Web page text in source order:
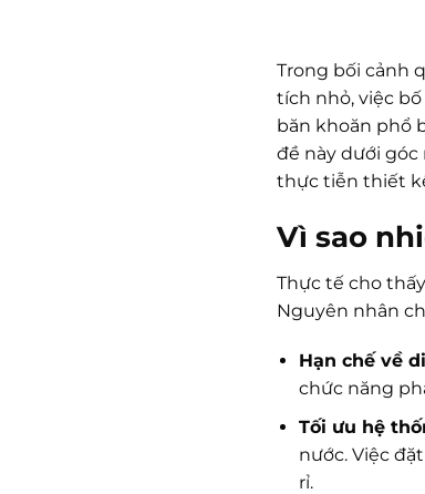
Trong bối cảnh
tích nhỏ, việc
băn khoăn phổ
đề này dưới
thực tiễn thiết
Vì sao
Thực tế cho
Nguyên nhân
Hạn chế về
chức năng
Tối ưu hệ
nước. Việc
rỉ.